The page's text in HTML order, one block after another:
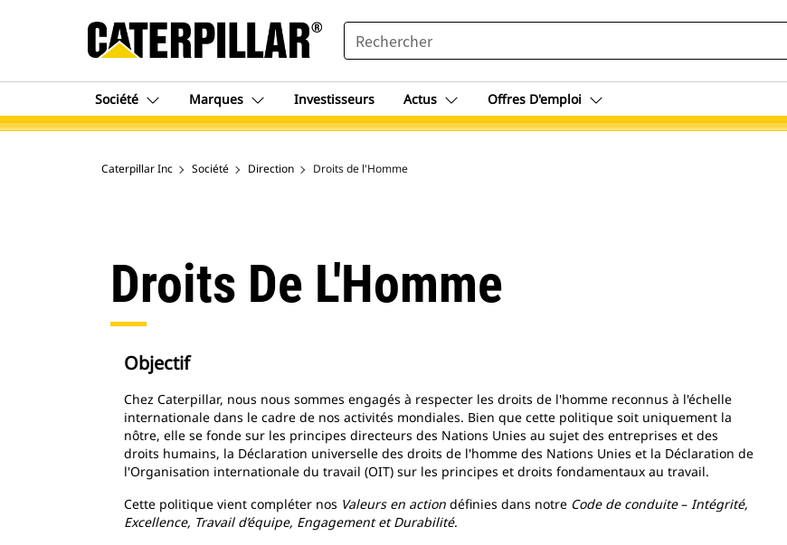
SEARCH
Société Marques Investisseurs Actus Offres D'emploi
Caterpillar Inc Société Direction Droits de l'Homme
Droits De L'Homme
Objectif
Chez Caterpillar, nous nous sommes engagés à respecter les droits de l'homme reconnus à l'échelle
internationale dans le cadre de nos activités mondiales. Bien que cette politique soit uniquement la
nôtre, elle se fonde sur les principes directeurs des Nations Unies au sujet des entreprises et des
droits humains, la Déclaration universelle des droits de l'homme des Nations Unies et la Déclaration de
l'Organisation internationale du travail (OIT) sur les principes et droits fondamentaux au travail.
Cette politique vient compléter nos Valeurs en action définies dans notre Code de conduite– Intégrité,
Excellence, Travail d’équipe, Engagement et Durabilité.